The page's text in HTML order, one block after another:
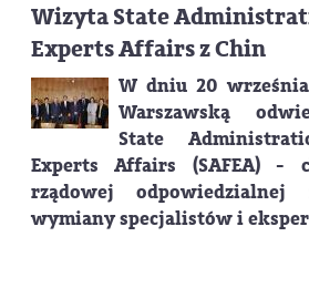
Wizyta State
Experts Affairs z Chin
W dniu 20
Warszawską
State
Experts Affairs (SAFEA) -
rządowej
wymiany specjalistów i